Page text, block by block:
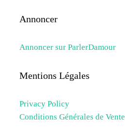
Annoncer
Annoncer sur ParlerDamour
Mentions Légales
Privacy Policy
Conditions Générales de Vente